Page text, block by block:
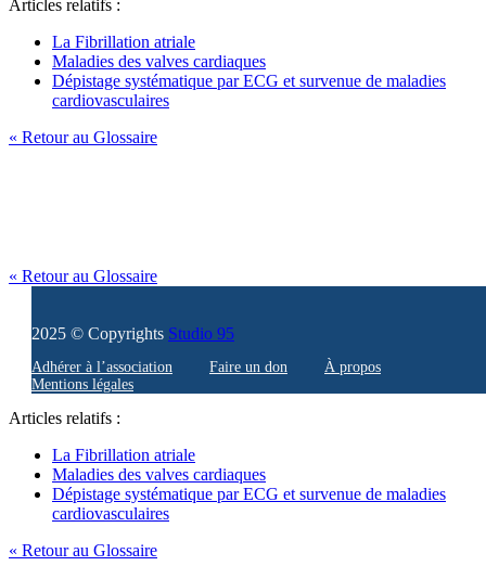
Articles relatifs :
La Fibrillation atriale
Maladies des valves cardiaques
Dépistage systématique par ECG et survenue de maladies
cardiovasculaires
« Retour au Glossaire
« Retour au Glossaire
2025 © Copyrights Studio 95
Adhérer à l’association Faire un don
À propos
Mentions légales
Articles relatifs :
La Fibrillation atriale
Maladies des valves cardiaques
Dépistage systématique par ECG et survenue de maladies
cardiovasculaires
« Retour au Glossaire